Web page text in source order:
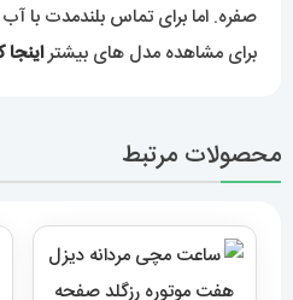
صفره. اما برای تماس بلندمدت با
برای مشاهده مدل های بیشتر
محصولات مرتبط